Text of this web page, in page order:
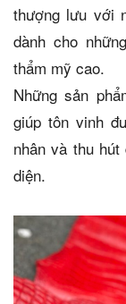
thượng lưu với
dành cho
thẩm mỹ cao.
Những sản
giúp tôn vinh
nhân và thu
diện.